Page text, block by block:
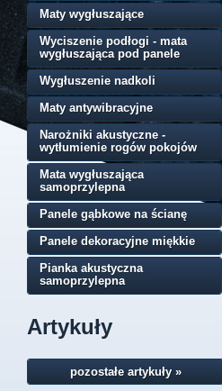
Maty wygłuszające
Wyciszenie podłogi - mata
wygłuszająca pod panele
Wygłuszenie nadkoli
Maty antywibracyjne
Narożniki akustyczne -
wytłumienie rogów pokojów
Mata wygłuszająca
samoprzylepna
Panele gąbkowe na ścianę
Panele dekoracyjne miękkie
Pianka akustyczna
samoprzylepna
Artykuły
pozostałe artykuły »